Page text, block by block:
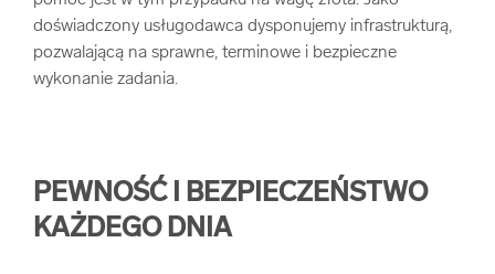
doświadczony usługodawca dysponujemy infrastrukturą,
pozwalającą na sprawne, terminowe i bezpieczne
wykonanie zadania.
PEWNOŚĆ I BEZPIECZEŃSTWO
KAŻDEGO DNIA